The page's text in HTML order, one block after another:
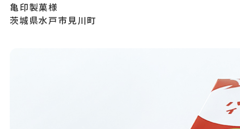
亀印製菓様
茨城県水戸市見川町